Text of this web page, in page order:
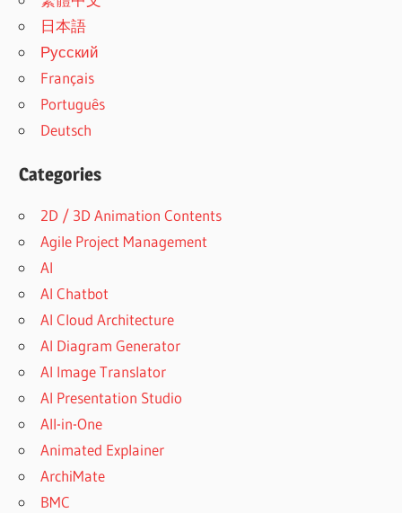
日本語
Русский
Français
Português
Deutsch
Categories
2D / 3D Animation Contents
Agile Project Management
AI
AI Chatbot
AI Cloud Architecture
AI Diagram Generator
AI Image Translator
AI Presentation Studio
All-in-One
Animated Explainer
ArchiMate
BMC